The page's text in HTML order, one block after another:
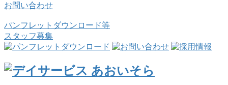
お問い合わせ
パンフレットダウンロード等
スタッフ募集